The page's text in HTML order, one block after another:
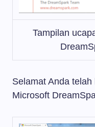
Tampilan
Selamat Anda
Microsoft